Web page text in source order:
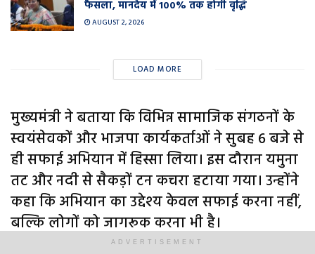
फैसला, मानदेय में 100% तक होगी वृद्धि
AUGUST 2, 2026
LOAD MORE
मुख्यमंत्री ने बताया कि विभिन्न सामाजिक संगठनों के
स्वयंसेवकों और भाजपा कार्यकर्ताओं ने सुबह 6 बजे से
ही सफाई अभियान में हिस्सा लिया। इस दौरान यमुना
तट और नदी से सैकड़ों टन कचरा हटाया गया। उन्होंने
कहा कि अभियान का उद्देश्य केवल सफाई करना नहीं,
बल्कि लोगों को जागरूक करना भी है।
ADVERTISEMENT